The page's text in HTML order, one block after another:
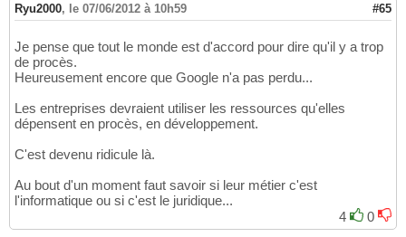
Ryu2000, le 07/06/2012 à 10h59 #65
Je pense que tout le monde est d'accord pour dire qu'il y a trop
de procès.
Heureusement encore que Google n'a pas perdu...
Les entreprises devraient utiliser les ressources qu'elles
dépensent en procès, en développement.
C'est devenu ridicule là.
Au bout d'un moment faut savoir si leur métier c'est
l'informatique ou si c'est le juridique...
4
0